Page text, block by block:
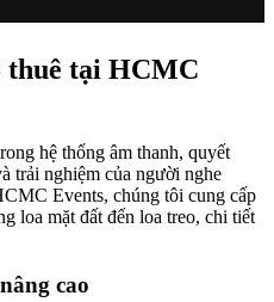
thuê tại HCMC
hệ thống âm thanh, quyết
trải nghiệm của người nghe
Events, chúng tôi cung cấp
loa mặt đất đến loa treo, chi tiết
cao